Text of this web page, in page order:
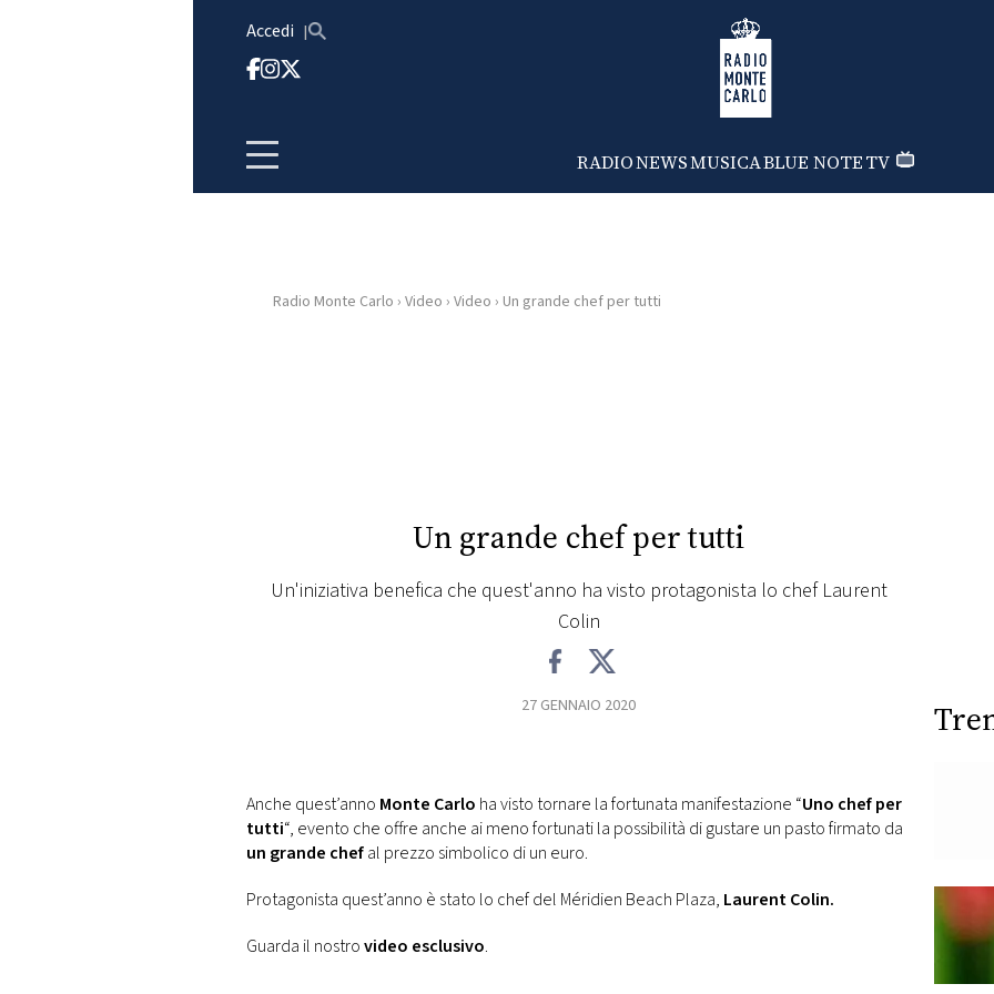
Accedi Radio Monte Carlo
RADIONEWSMUSICABLUE NOTETV
HOME
NEWS
VIDEO
Radio Monte Carlo › Video › Video › Un grande chef per tutti
Un grande chef per tutti
Un'iniziativa benefica che quest'anno ha visto protagonista lo chef Laurent
Colin
27 GENNAIO 2020
Anche quest’anno Monte Carlo ha visto tornare la fortunata manifestazione “Uno chef per
tutti“, evento che offre anche ai meno fortunati la possibilità di gustare un pasto firmato da
un grande chefal prezzo simbolico di un euro.
Protagonista quest’anno è stato lo chef del Méridien Beach Plaza, Laurent Colin.
Guarda il nostrovideo esclusivo.